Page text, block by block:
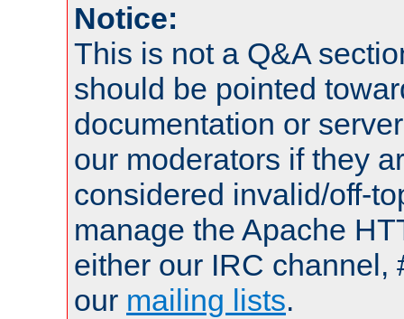
Notice:
This is not a Q&A
should be pointed
documentation or
our moderators if they
considered invalid/off-
manage the Apache
either our IRC channel,
our mailing lists.